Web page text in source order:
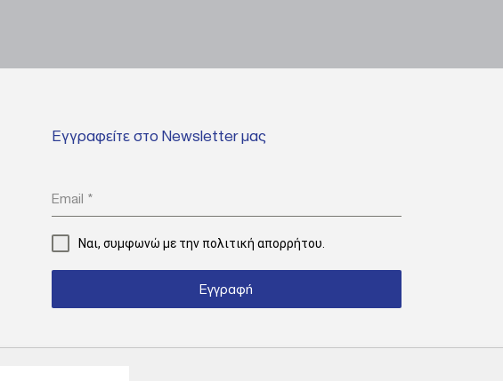
Εγγραφείτε στο Newsletter μας
Email *
Ναι, συμφωνώ με την πολιτική απορρήτου.
Εγγραφή